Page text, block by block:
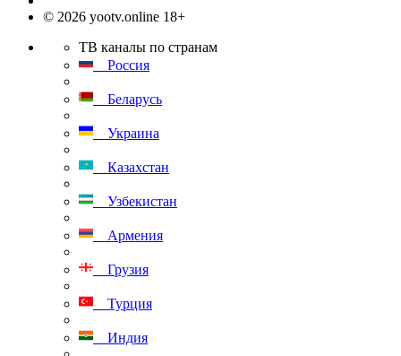
© 2026 yootv.online 18+
ТВ каналы по странам
Россия
Беларусь
Украина
Казахстан
Узбекистан
Армения
Грузия
Турция
Индия